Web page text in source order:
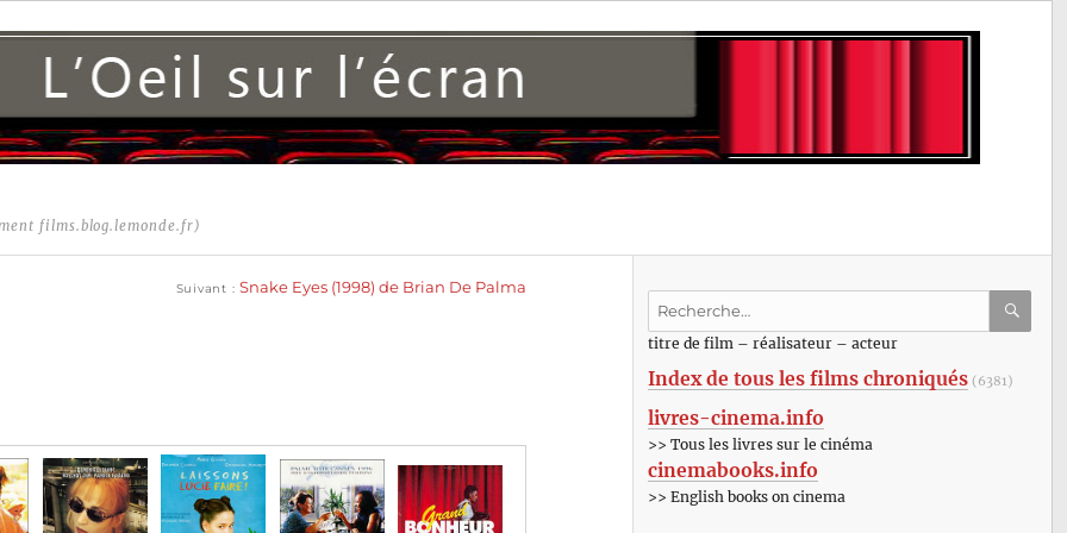
films.blog.lemonde.fr)
Suivant Snake Eyes (1998) de Brian De Palma
Recherche
:titre de film – réalisateur – acteur
Index de tous les films chroniqués (6381)
livres-cinema.info
>> Tous les livres sur le cinéma
cinemabooks.info
>> English books on cinema